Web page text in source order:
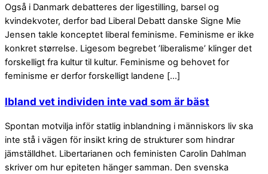
Også i Danmark debatteres der ligestilling, barsel og
kvindekvoter, derfor bad Liberal Debatt danske Signe Mie
Jensen takle konceptet liberal feminisme. Feminisme er ikke
konkret størrelse. Ligesom begrebet ’liberalisme’ klinger det
forskelligt fra kultur til kultur. Feminisme og behovet for
feminisme er derfor forskelligt landene […]
Ibland vet individen inte vad som är bäst
Spontan motvilja inför statlig inblandning i människors liv ska
inte stå i vägen för insikt kring de strukturer som hindrar
jämställdhet. Libertarianen och feministen Carolin Dahlman
skriver om hur epiteten hänger samman. Den svenska